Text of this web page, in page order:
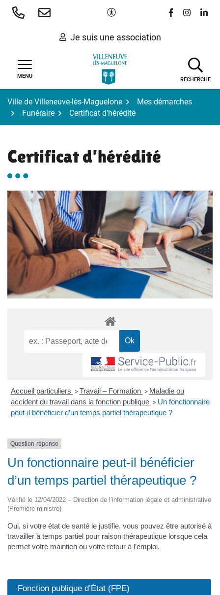
Aller
Paramètres d'accessibilité
Lien vers le
Lien vers
Lien
Je suis une association
MENU
RECHERCHE
Ville de Villeneuve-lès-Maguelone
Mes démarches
Funéraire
Certificat d’hérédité
Certificat d’hérédité
Accueil particuliers > Travail – Formation > Maladie ou
accident du travail dans la fonction publique > Un fonctionnaire
peut-il bénéficier d’un temps partiel thérapeutique ?
Question-réponse
Un fonctionnaire peut-il bénéficier
d’un temps partiel thérapeutique ?
Vérifié le 12/04/2022 – Direction de l’information légale et administrative
(Première ministre)
Oui, si votre état de santé le justifie, vous pouvez être autorisé à
travailler à temps partiel pour raison thérapeutique lorsque cela
permet votre maintien ou votre retour à l’emploi.
Fonction publique d’État (FPE)